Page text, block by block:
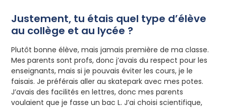
Justement, tu étais quel type d’élève
au collège et au lycée ?
Plutôt bonne élève, mais jamais première de ma classe.
Mes parents sont profs, donc j’avais du respect pour les
enseignants, mais si je pouvais éviter les cours, je le
faisais. Je préférais aller au skatepark avec mes potes.
J’avais des facilités en lettres, donc mes parents
voulaient que je fasse un bac L. J’ai choisi scientifique,